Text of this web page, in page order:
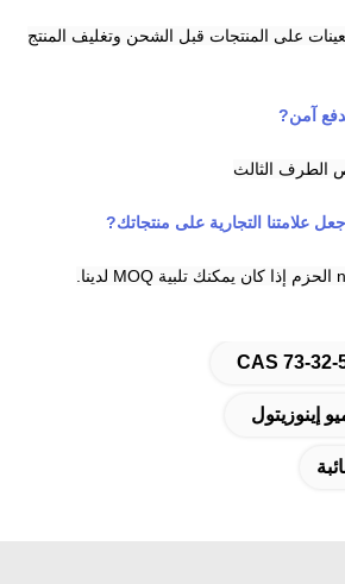
على المنتجات قبل الشحن وتغليف المنتج
آمن?
الطرف الثالث
علامتنا التجارية على منتجاتك?
الحزم إذا كان يمكنك تلبية MOQ لدينا.
CAS 73-32-
إينوزيتول